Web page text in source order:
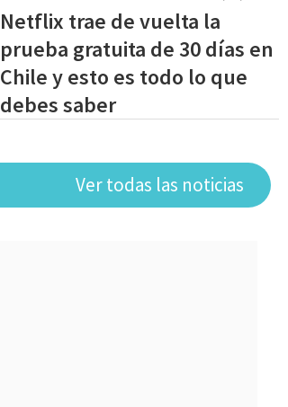
Netflix trae de vuelta la
prueba gratuita de 30 días en
Chile y esto es todo lo que
debes saber
Ver todas las noticias